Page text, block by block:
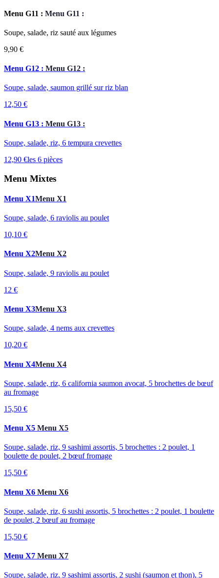
Menu G11 : Menu G11 :
Soupe, salade, riz sauté aux légumes
9,90 €
Menu G12 : Menu G12 :
Soupe, salade, saumon grillé sur riz blan
12,50 €
Menu G13 : Menu G13 :
Soupe, salade, riz, 6 tempura crevettes
12,90 €les 6 pièces
Menu Mixtes
Menu X1Menu X1
Soupe, salade, 6 raviolis au poulet
10,10 €
Menu X2Menu X2
Soupe, salade, 9 raviolis au poulet
12 €
Menu X3Menu X3
Soupe, salade, 4 nems aux crevettes
10,20 €
Menu X4Menu X4
Soupe, salade, riz, 6 california saumon avocat, 5 brochettes de bœuf
au fromage
15,50 €
Menu X5 Menu X5
Soupe, salade, riz, 9 sashimi assortis, 5 brochettes : 2 poulet, 1
boulette de poulet, 2 bœuf fromage
15,50 €
Menu X6 Menu X6
Soupe, salade, riz, 6 sushi assortis, 5 brochettes : 2 poulet, 1 boulette
de poulet, 2 bœuf au fromage
15,50 €
Menu X7 Menu X7
Soupe, salade, riz, 9 sashimi assortis, 2 sushi (saumon et thon), 5